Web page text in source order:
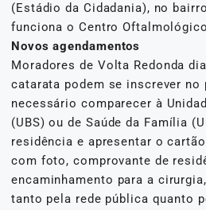
(Estádio da Cidadania), no
funciona o Centro
Novos agendamentos
Moradores de Volta Redonda
catarata podem se inscrever no
necessário comparecer à
(UBS) ou de Saúde da Família
residência e apresentar o cartão
com foto, comprovante de
encaminhamento para a
tanto pela rede pública quanto